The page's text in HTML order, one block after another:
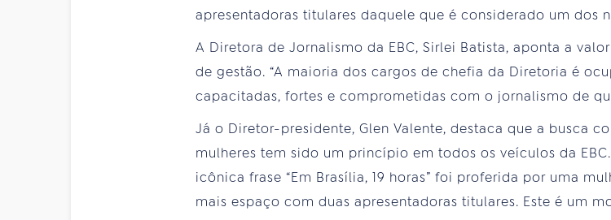
apresentadoras titulares daquele que é considerado um dos
A Diretora de Jornalismo da EBC, Sirlei Batista, aponta a
de gestão. “A maioria dos cargos de chefia da Diretoria é
capacitadas, fortes e comprometidas com o jornalismo de
Já o Diretor-presidente, Glen Valente, destaca que a busca
mulheres tem sido um princípio em todos os veículos da
icônica frase “Em Brasília, 19 horas” foi proferida por uma
mais espaço com duas apresentadoras titulares. Este é um